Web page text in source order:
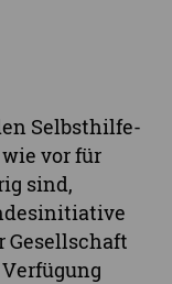
Selbsthilfe-
vor für
sind,
Gesellschaft